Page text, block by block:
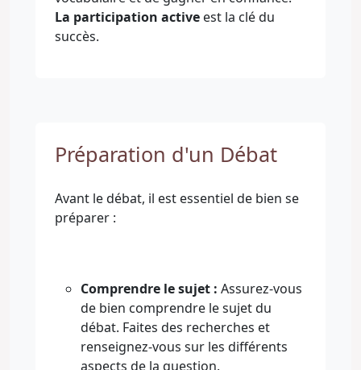
La participation active est la clé du
succès.
Préparation d'un Débat
Avant le débat, il est essentiel de bien se
préparer :
Comprendre le sujet : Assurez-vous
de bien comprendre le sujet du
débat. Faites des recherches et
renseignez-vous sur les différents
aspects de la question.